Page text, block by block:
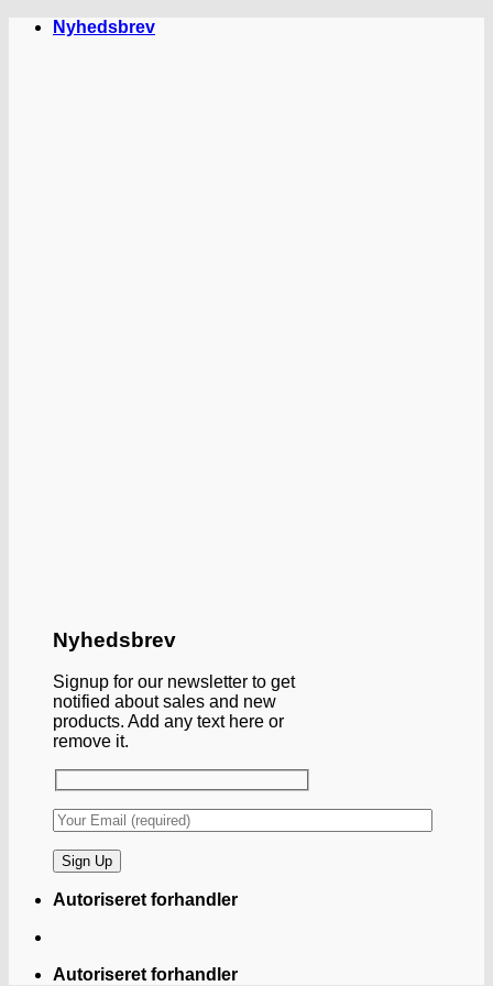
FortsætNyhedsbrev
Nyhedsbrev
Signup for our newsletter to get
notified about sales and new
products. Add any text here or
remove it.
Autoriseret forhandler
Autoriseret forhandler